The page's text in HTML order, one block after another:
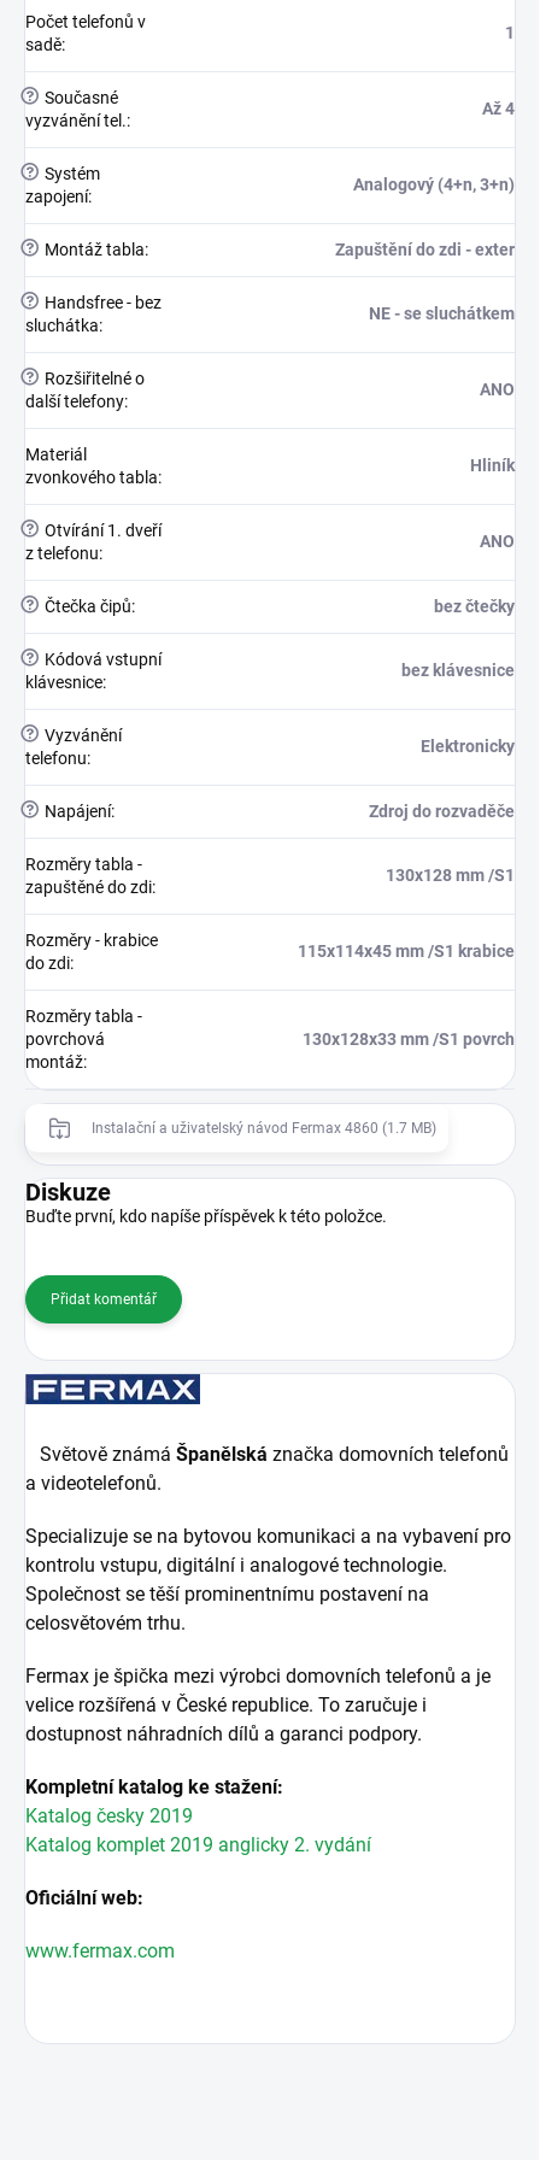
Počet telefonů v
sadě:
1
? Současné
vyzvánění tel.:
Až 4
? Systém
zapojení:
Analogový (4+n, 3+n)
? Montáž tabla: Zapuštění do zdi - exter
?
Handsfree - bez
sluchátka:
NE - se sluchátkem
?
Rozšiřitelné o
další telefony:
ANO
Materiál
zvonkového tabla:
Hliník
? Otvírání 1. dveří
z telefonu:
ANO
? Čtečka čipů: bez čtečky
?
Kódová vstupní
klávesnice:
bez klávesnice
? Vyzvánění
telefonu:
Elektronicky
? Napájení: Zdroj do rozvaděče
Rozměry tabla -
zapuštěné do zdi:
130x128 mm /S1
Rozměry - krabice
do zdi:
115x114x45 mm /S1 krabice
Rozměry tabla -
povrchová
montáž:
130x128x33 mm /S1 povrch
Instalační a uživatelský návod Fermax 4860 (1.7 MB)
Diskuze
Buďte první, kdo napíše příspěvek k této položce.
Přidat komentář
Světově známá Španělská značka domovních telefonů
a videotelefonů.
Specializuje se na bytovou komunikaci a na vybavení pro
kontrolu vstupu, digitální i analogové technologie.
Společnost se těší prominentnímu postavení na
celosvětovém trhu.
Fermax je špička mezi výrobci domovních telefonů a je
velice rozšířená v České republice. To zaručuje i
dostupnost náhradních dílů a garanci podpory.
Kompletní katalog ke stažení:
Katalog česky 2019
Katalog komplet 2019 anglicky 2. vydání
Oficiální web:
www.fermax.com